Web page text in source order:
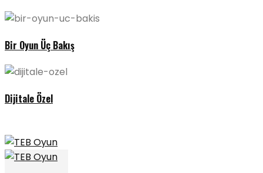
Bir Oyun Üç Bakış
Dijitale Özel